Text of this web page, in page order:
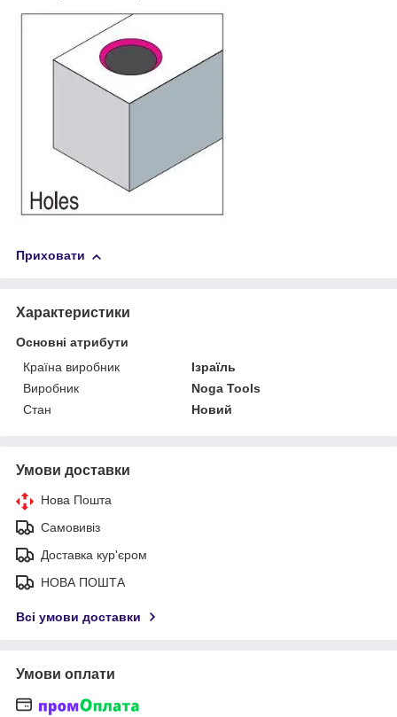
Приховати
Характеристики
Основні атрибути
Країна виробник
Ізраїль
Виробник
Noga Tools
Стан
Новий
Умови доставки
Нова Пошта
Самовивіз
Доставка кур'єром
НОВА ПОШТА
Всі умови доставки
Умови оплати